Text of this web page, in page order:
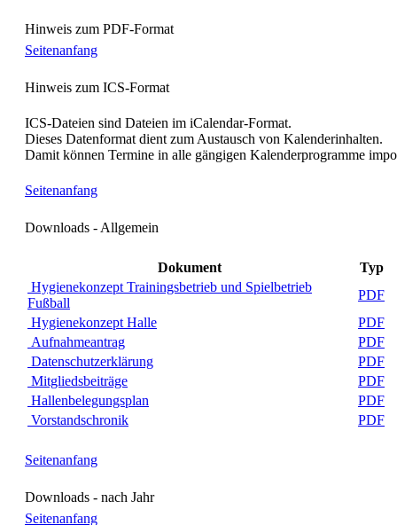
Hinweis zum PDF-Format
Seitenanfang
Hinweis zum ICS-Format
ICS-Dateien sind Dateien im iCalendar-Format.
Dieses Datenformat dient zum Austausch von Kalenderinhalten.
Damit können Termine in alle gängigen Kalenderprogramme
Seitenanfang
Downloads - Allgemein
Dokument
Typ
Hygienekonzept Trainingsbetrieb und Spielbetrieb
Fußball
PDF
Hygienekonzept Halle
PDF
Aufnahmeantrag
PDF
Datenschutzerklärung
PDF
Mitgliedsbeiträge
PDF
Hallenbelegungsplan
PDF
Vorstandschronik
PDF
Seitenanfang
Downloads - nach Jahr
Seitenanfang